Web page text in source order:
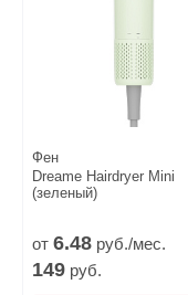
Фен
Dreame Нairdryer Mini
(зеленый)
от 6.48 руб./мес.
149 руб.